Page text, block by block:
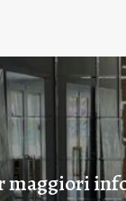
maggiori